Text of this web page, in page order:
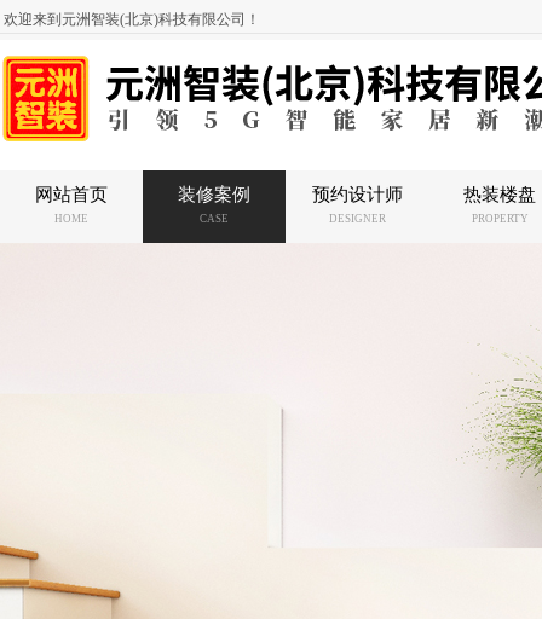
欢迎来到元洲智装(北京)科技有限公司！
网站首页
HOME
装修案例
CASE
预约设计师
DESIGNER
热装楼盘
PROPERTY